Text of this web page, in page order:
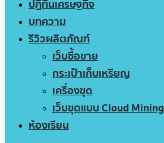
ปฏิทินเศรษฐกิจ
บทความ
รีวิวผลิตภัณฑ์
เว็บซื้อขาย
กระเป๋าเก็บเหรียญ
เครื่องขุด
เว็บขุดแบบ Cloud Mining
ห้องเรียน